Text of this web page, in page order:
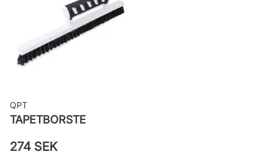
Leverantörens artikelnummer:
38702
QPT
TAPETBORSTE
274 SEK